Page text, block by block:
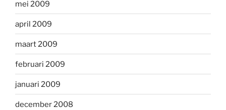
mei 2009
april 2009
maart 2009
februari 2009
januari 2009
december 2008